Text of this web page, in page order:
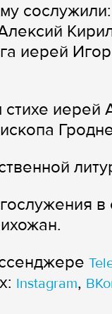
иерей
иерей
в
Instagram,